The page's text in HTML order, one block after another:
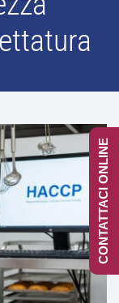
CONTATTACI ONLINE